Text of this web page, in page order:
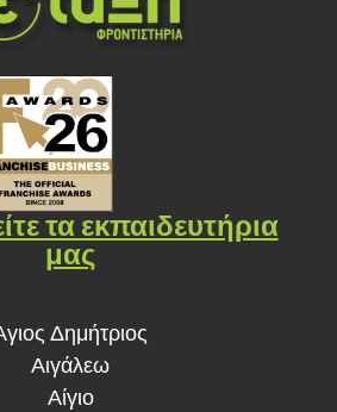
τα εκπαιδευτήρια
μας
Δημήτριος
Αιγάλεω
Αίγιο